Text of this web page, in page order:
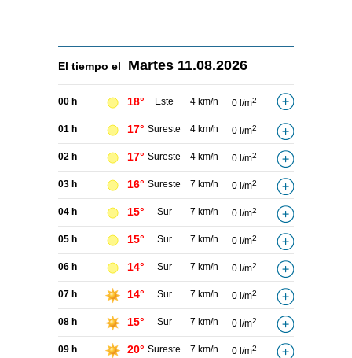
El tiempo el Martes 11.08.2026
00 h 18° Este 4 km/h 0 l/m2
01 h 17° Sureste 4 km/h 0 l/m2
02 h 17° Sureste 4 km/h 0 l/m2
03 h 16° Sureste 7 km/h 0 l/m2
04 h 15° Sur 7 km/h 0 l/m2
05 h 15° Sur 7 km/h 0 l/m2
06 h 14° Sur 7 km/h 0 l/m2
07 h 14° Sur 7 km/h 0 l/m2
08 h 15° Sur 7 km/h 0 l/m2
09 h 20° Sureste 7 km/h 0 l/m2